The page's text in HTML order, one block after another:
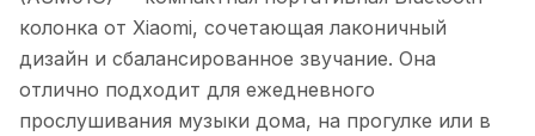
колонка от Xiaomi, сочетающая лаконичный
дизайн и сбалансированное звучание. Она
отлично подходит для ежедневного
прослушивания музыки дома, на прогулке или в